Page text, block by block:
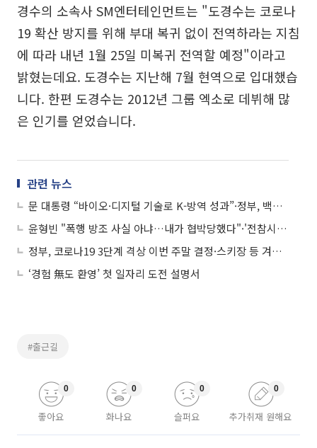
경수의 소속사 SM엔터테인먼트는 "도경수는 코로나
19 확산 방지를 위해 부대 복귀 없이 전역하라는 지침
에 따라 내년 1월 25일 미복귀 전역할 예정"이라고
밝혔는데요. 도경수는 지난해 7월 현역으로 입대했습
니다. 한편 도경수는 2012년 그룹 엑소로 데뷔해 많
은 인기를 얻었습니다.
관련 뉴스
문 대통령 “바이오·디지털 기술로 K-방역 성과”·정부, 백신 지연 확보 비판에 “안전성 검증 먼저” 外 (정치)
윤형빈 "폭행 방조 사실 아냐…내가 협박당했다"·'전참시' 스태프 코로나19 확진·래퍼 뱃사공, 유승준 비판 여론 저격·홍진영 코로나19 확산 방지 위해 3000만 원 기부·비투비 팬 "'상습 마약' 정일훈 퇴출하라" (연예)
정부, 코로나19 3단계 격상 이번 주말 결정·스키장 등 겨울 스포츠 시설 운영 전면 중단 外 (사회)
‘경험 無도 환영’ 첫 일자리 도전 설명서
#출근길
좋아요
0
화나요
0
슬퍼요
0
추가취재 원해요
0